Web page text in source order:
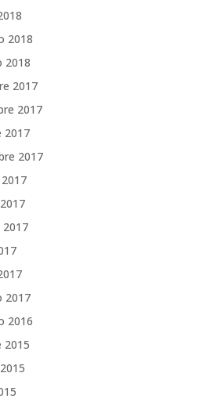
2018
2018
2017
2017
2017
2017
2017
2016